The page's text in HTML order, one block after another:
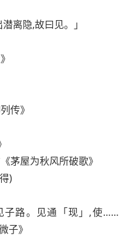
离隐,故曰见。」
传》
茅屋为秋风所破歌》
)
子路。见通「现」,使……
子》